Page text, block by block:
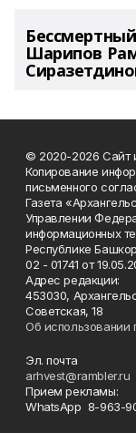
Шарипов
© 2020-2026 Сайт
Копирование
письменного
Газета
Управлении
информационных
Республике
02 - 01741 от
Адрес редакции:
453030,
Советская, 18
Об использовании
Эл. почта
arhvest@rambler.ru
Прием рекламы:
WhatsApp 8-963-